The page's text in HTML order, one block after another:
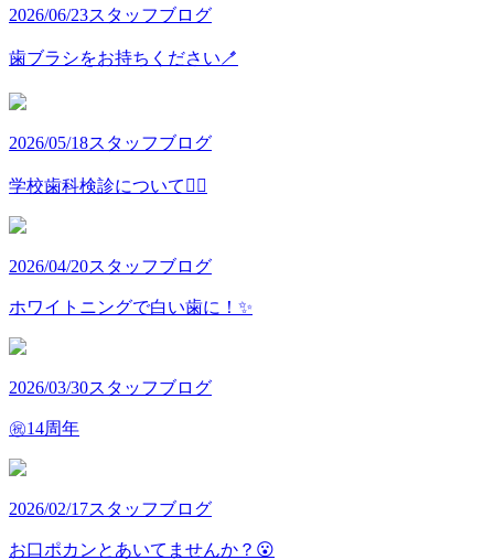
2026/06/23スタッフブログ
歯ブラシをお持ちください🪥
2026/05/18スタッフブログ
学校歯科検診について👩‍⚕️
2026/04/20スタッフブログ
ホワイトニングで白い歯に！✨
2026/03/30スタッフブログ
㊗️14周年
2026/02/17スタッフブログ
お口ポカンとあいてませんか？😮